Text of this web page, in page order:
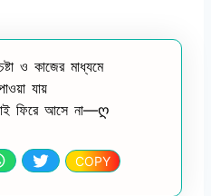
ও কাজের মাধ্যমে
যায়
ফিরে আসে না—ღ
COPY